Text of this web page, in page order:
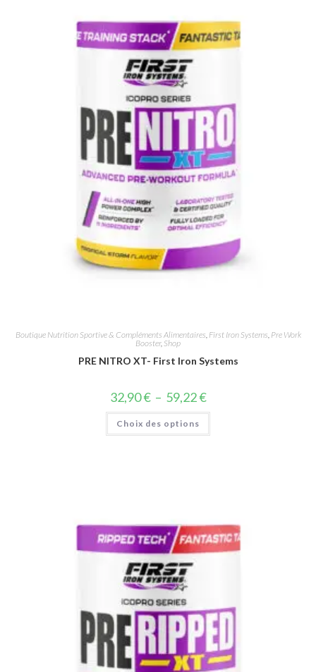
Boutique Nutrition Sportive & Compléments Alimentaires First Iron Systems Pre Work
Booster, Shop
PRE NITRO XT- First Iron Systems
32,90€ – 59,22€
Choix des options